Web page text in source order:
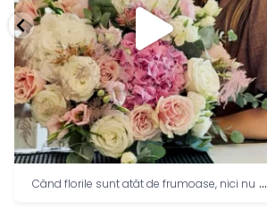
Când florile sunt atât de frumoase, nici nu ...